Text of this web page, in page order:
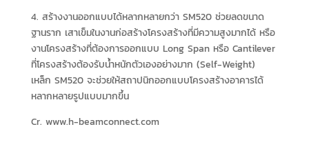
4. สร้างงานออกแบบได้หลากหลายกว่า SM520 ช่วยลดขนาด
ฐานราก เสาเข็มในงานก่อสร้างโครงสร้างที่มีความสูงมากได้ หรือ
งานโครงสร้างที่ต้องการออกแบบ Long Span หรือ Cantilever
ที่โครงสร้างต้องรับน้ำหนักตัวเองอย่างมาก (Self-Weight)
เหล็ก SM520 จะช่วยให้สถาปนิกออกแบบโครงสร้างอาคารได้
หลากหลายรูปแบบมากขึ้น
Cr. www.h-beamconnect.com